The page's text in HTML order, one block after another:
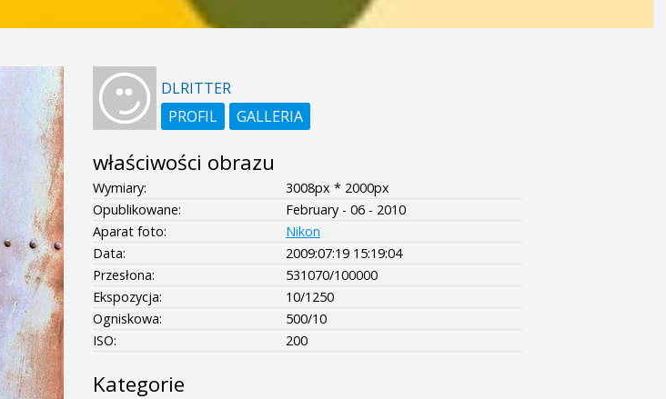
DLRITTER
PROFIL
GALLERIA
właściwości obrazu
Wymiary:
3008px * 2000px
Opublikowane:
February - 06 - 2010
Aparat foto:
Nikon
Data:
2009:07:19 15:19:04
Przesłona:
531070/100000
Ekspozycja:
10/1250
Ogniskowa:
500/10
ISO:
200
Kategorie